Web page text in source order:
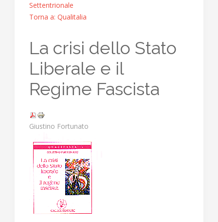
Settentrionale
Torna a: Qualitalia
La crisi dello Stato
Liberale e il
Regime Fascista
Giustino Fortunato